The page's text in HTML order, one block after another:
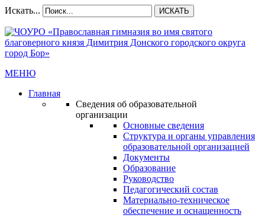
Искать... ИСКАТЬ
МЕНЮ
Главная
Сведения об образовательной
организации
Основные сведения
Структура и органы управления
образовательной организацией
Документы
Образование
Руководство
Педагогический состав
Материально-техническое
обеспечение и оснащенность